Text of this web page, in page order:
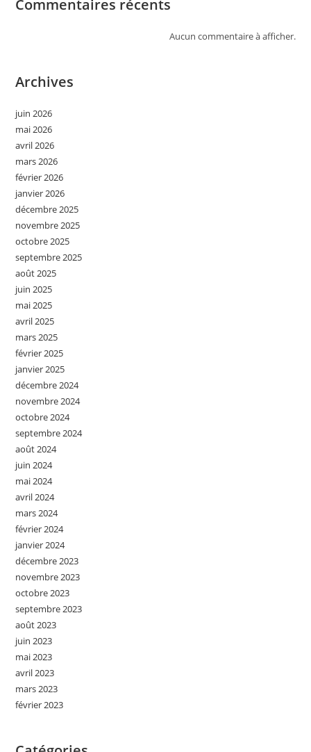
Commentaires récents
Aucun commentaire à afficher.
Archives
juin 2026
mai 2026
avril 2026
mars 2026
février 2026
janvier 2026
décembre 2025
novembre 2025
octobre 2025
septembre 2025
août 2025
juin 2025
mai 2025
avril 2025
mars 2025
février 2025
janvier 2025
décembre 2024
novembre 2024
octobre 2024
septembre 2024
août 2024
juin 2024
mai 2024
avril 2024
mars 2024
février 2024
janvier 2024
décembre 2023
novembre 2023
octobre 2023
septembre 2023
août 2023
juin 2023
mai 2023
avril 2023
mars 2023
février 2023